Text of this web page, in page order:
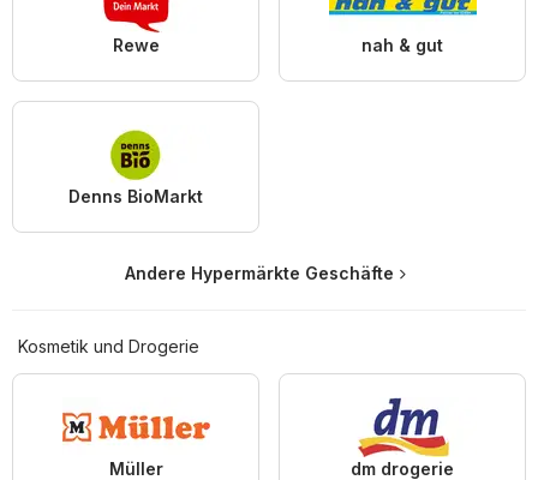
Rewe nah & gut
Denns BioMarkt
Andere Hypermärkte Geschäfte
Kosmetik und Drogerie
Müller dm drogerie